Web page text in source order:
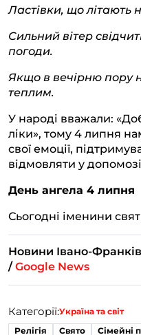
Ластівки, що літають
Сильний вітер
погоди.
Якщо в вечірню пору
теплим.
У народі вважали:
ліки», тому 4 липня
свої емоції,
відмовляти у
День ангела 4 липня
Сьогодні іменини
Новини Івано-
/Google News
Категорії:Україна та світ
Релігія
Свято Сімейні